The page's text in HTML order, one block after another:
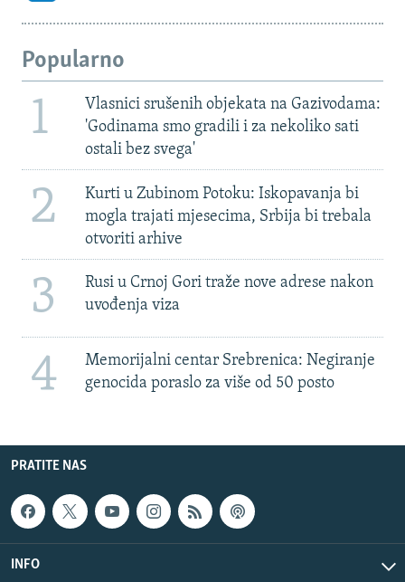
Popularno
1
Vlasnici srušenih objekata na Gazivodama:
'Godinama smo gradili i za nekoliko sati
ostali bez svega'
2
Kurti u Zubinom Potoku: Iskopavanja bi
mogla trajati mjesecima, Srbija bi trebala
otvoriti arhive
3
Rusi u Crnoj Gori traže nove adrese nakon
uvođenja viza
4
Memorijalni centar Srebrenica: Negiranje
genocida poraslo za više od 50 posto
PRATITE NAS
INFO